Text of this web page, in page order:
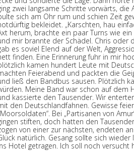
zwei langsame Schritte vorwärts,
sich am Ohr rum und schien Zeit
bekleidet. „Karschten, hau
herum, brachte ein paar Turns wie
mir brannte der Schädel. Chris oder
es soviel Elend auf der Welt,
finden. Eine Erinnerung fuhr in mir
kamen hundert Leute mit
Feierabend und packten die
ließ den Bandbus sausen. Plötzlich
Meine Band war schon auf dem
kassierte den Tausender. Wir
den Deutschlandfahnen. Gewisse
Bei „Partisanen von
stiften, doch hatten den
von einer zur nächsten, endeten
natürlich. Gesang sollte sich
Hotel getragen. Ich soll noch versucht